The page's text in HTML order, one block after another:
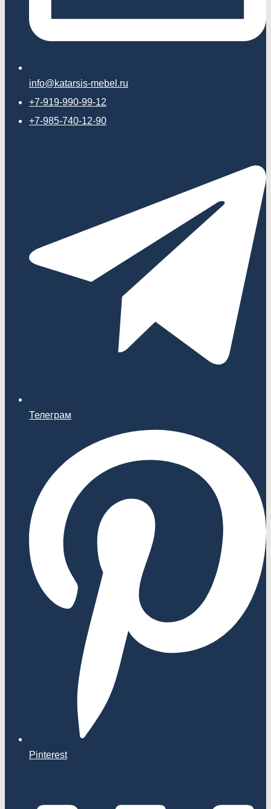
info@katarsis-mebel.ru
+7-919-990-99-12
+7-985-740-12-90
Телеграм
Pinterest